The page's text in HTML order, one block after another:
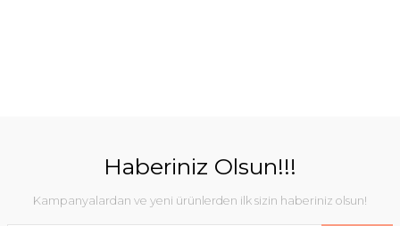
Haberiniz Olsun!!!
Kampanyalardan ve yeni ürünlerden ilk sizin haberiniz olsun!